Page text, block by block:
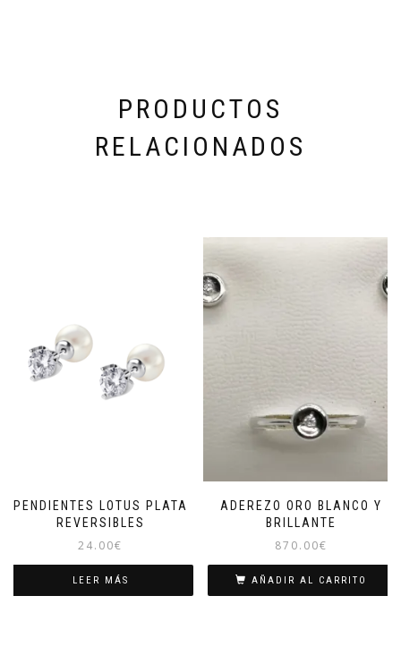
PRODUCTOS
RELACIONADOS
PENDIENTES LOTUS PLATA
REVERSIBLES
24.00€
LEER MÁS
ADEREZO ORO BLANCO Y
BRILLANTE
870.00€
AÑADIR AL CARRITO